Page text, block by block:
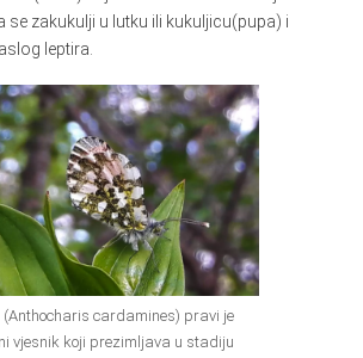
se zakukulji u lutku ili kukuljicu(pupa) i
leptira.
(Anthocharis cardamines) pravi je
vjesnik koji prezimljava u stadiju